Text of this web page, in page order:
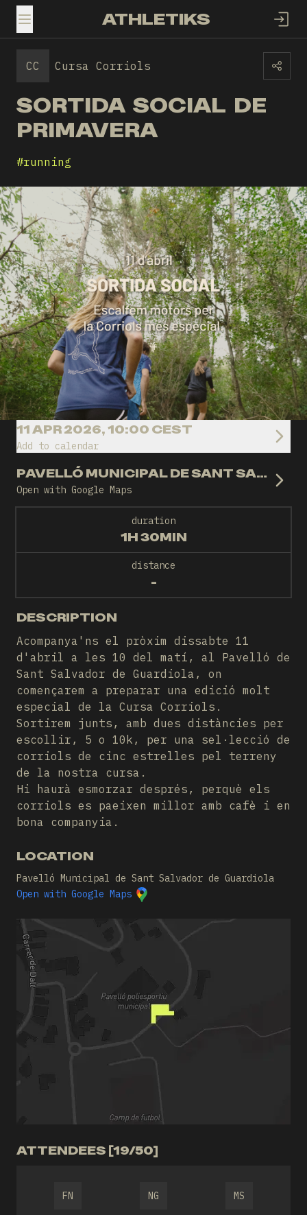
TOGGLE MENUATHLETIKS
CC Cursa Corriols
SORTIDA SOCIAL DE
PRIMAVERA
#running
11 APR 2026, 10:00 CEST
Add to calendar
PAVELLÓ MUNICIPAL DE SANT SALVADOR DE GUARDIOLA
Open with Google Maps
duration
1H 30MIN
distance
-
DESCRIPTION
Acompanya'ns el pròxim dissabte 11
d'abril a les 10 del matí, al Pavelló de
Sant Salvador de Guardiola, on
començarem a preparar una edició molt
especial de la Cursa Corriols.
Sortirem junts, amb dues distàncies per
escollir, 5 o 10k, per una sel·lecció de
corriols de cinc estrelles pel terreny
de la nostra cursa.
Hi haurà esmorzar després, perquè els
corriols es paeixen millor amb cafè i en
bona companyia.
LOCATION
Pavelló Municipal de Sant Salvador de Guardiola
Open with Google Maps
ATTENDEES [19/50]
FN NG MS